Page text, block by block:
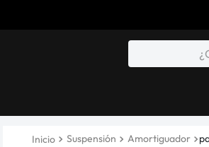
Suspensión Amortiguador